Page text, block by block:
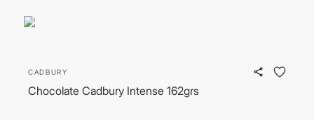
CADBURY
Chocolate Cadbury Intense 162grs
5. vino